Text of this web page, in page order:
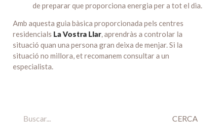
de preparar que proporciona energia per a tot el dia.
Amb aquesta guia bàsica proporcionada pels centres
residencials La Vostra Llar, aprendràs a controlar la
situació quan una persona gran deixa de menjar. Si la
situació no millora, et recomanem consultar a un
especialista.
CERCA